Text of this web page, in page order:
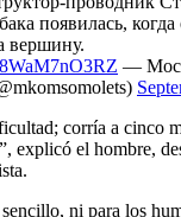
появилась,
вершину.
—
corría a cinco
explicó el hombre,
ni para los